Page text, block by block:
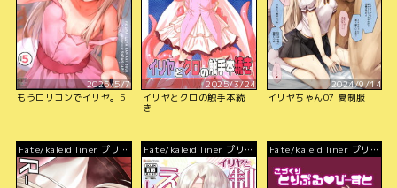
2025/5/7
もうロリコンでイリヤ。5
2025/3/24
イリヤとクロの触手本続
き
2024/9/14
イリヤちゃん07 夏制服
Fate/kaleid liner プリズ
マ☆イリヤ
Fate/kaleid liner プリズ
マ☆イリヤ
Fate/kaleid liner プリズ